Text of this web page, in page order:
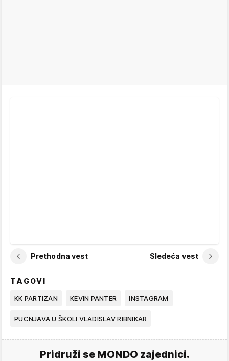
Prethodna vest Sledeća vest
TAGOVI
KK PARTIZAN KEVIN PANTER INSTAGRAM
PUCNJAVA U ŠKOLI VLADISLAV RIBNIKAR
Pridruži se MONDO zajednici.